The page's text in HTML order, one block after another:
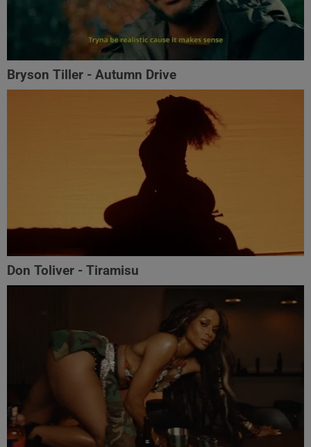
Bryson Tiller - Autumn Drive
Don Toliver - Tiramisu